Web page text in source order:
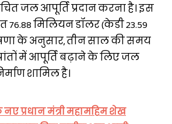
जल आपूर्ति प्रदान करना है। इस
मिलियन डॉलर (केडी 23.59
के अनुसार, तीन साल की समय
में आपूर्ति बढ़ाने के लिए जल
शामिल है।
प्रधान मंत्री महामहिम शेख